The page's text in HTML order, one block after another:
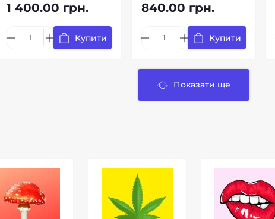
1 400.00 грн.
Купити
840.00 грн.
Купити
Показати ще